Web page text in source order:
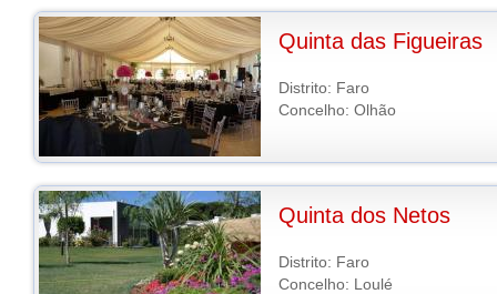
Quinta das Figueiras
Distrito: Faro
Concelho: Olhão
Quinta dos Netos
Distrito: Faro
Concelho: Loulé